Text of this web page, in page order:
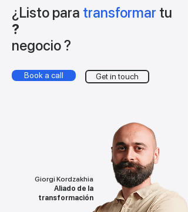
¿Listo para transformar tu
?
negocio?
Book a call Get in touch
Giorgi Kordzakhia
Aliado de la
transformación